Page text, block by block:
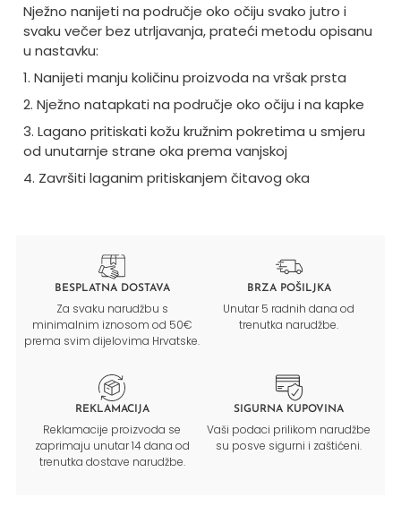
Nježno nanijeti na područje oko očiju svako jutro i
svaku večer bez utrljavanja, prateći metodu opisanu
u nastavku:
1. Nanijeti manju količinu proizvoda na vršak prsta
2. Nježno natapkati na područje oko očiju i na kapke
3. Lagano pritiskati kožu kružnim pokretima u smjeru
od unutarnje strane oka prema vanjskoj
4. Završiti laganim pritiskanjem čitavog oka
BESPLATNA DOSTAVA
Za svaku narudžbu s
minimalnim iznosom od 50€
prema svim dijelovima Hrvatske.
BRZA POŠILJKA
Unutar 5 radnih dana od
trenutka narudžbe.
REKLAMACIJA
Reklamacije proizvoda se
zaprimaju unutar 14 dana od
trenutka dostave narudžbe.
SIGURNA KUPOVINA
Vaši podaci prilikom narudžbe
su posve sigurni i zaštićeni.